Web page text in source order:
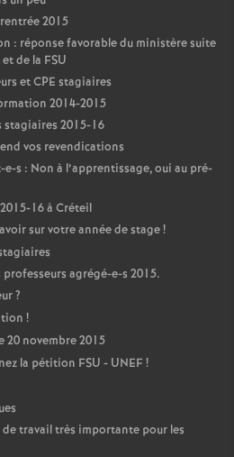
2015
: réponse favorable du ministère suite
et de la FSU
etCPE stagiaires
2014-2015
stagiaires 2015-16
vos revendications
s : Non à l’apprentissage, oui au pré-
16 à Créteil
sur votre année de stage!
agrégé-e-s 2015.
?
!
20 novembre 2015
la pétition FSU - UNEF!
de travail très importante pour les